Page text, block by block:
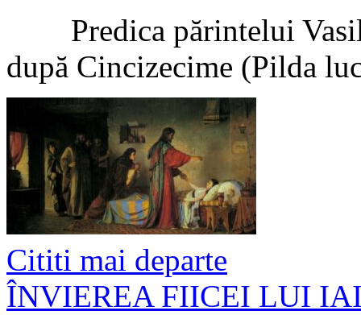
Predica părintelui
după Cincizecime (Pilda
Cititi mai departe
ÎNVIEREA FIICEI LUI